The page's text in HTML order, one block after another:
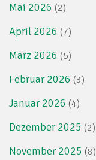
Mai 2026 (2)
April 2026 (7)
März 2026 (5)
Februar 2026 (3)
Januar 2026 (4)
Dezember 2025 (2)
November 2025 (8)